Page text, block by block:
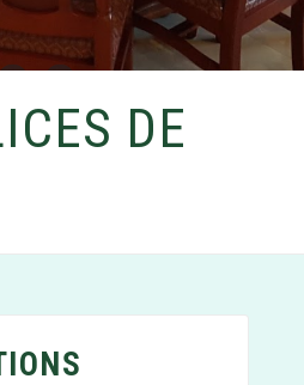
DE